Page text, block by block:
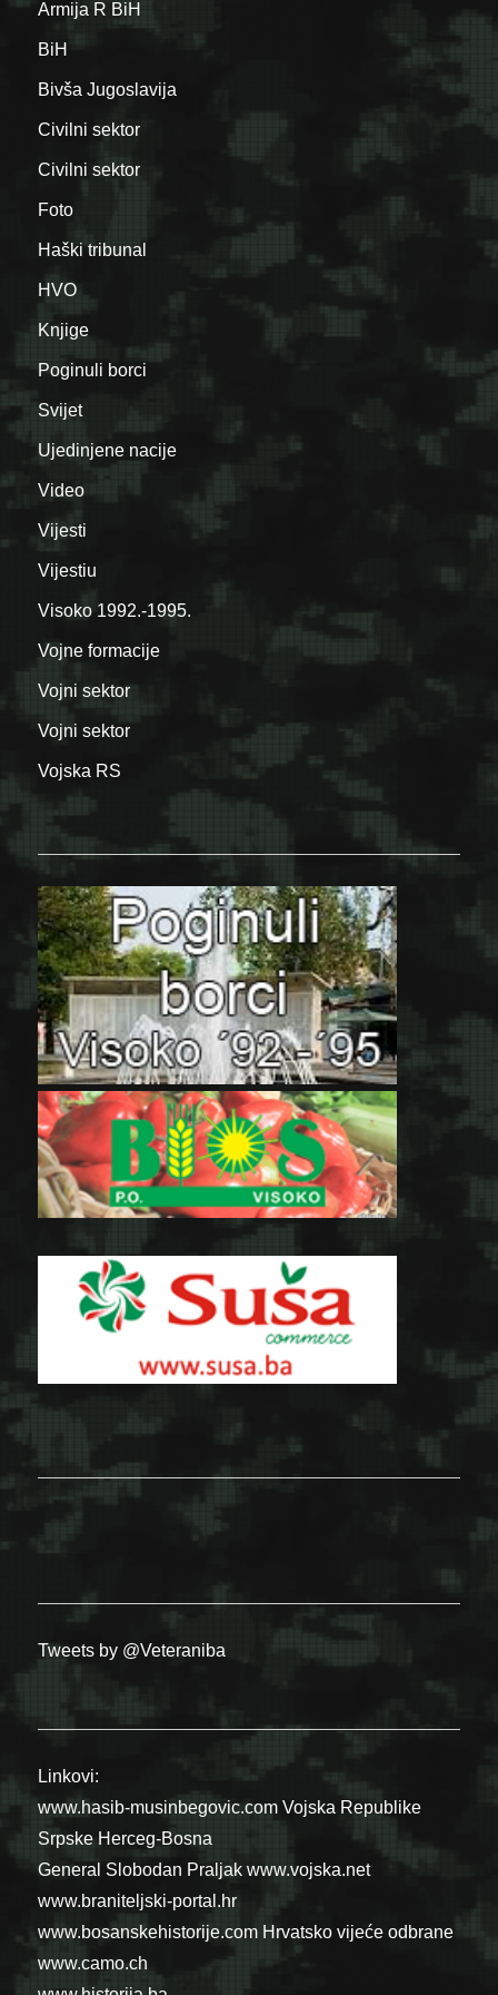
Armija R BiH
BiH
Bivša Jugoslavija
Civilni sektor
Civilni sektor
Foto
Haški tribunal
HVO
Knjige
Poginuli borci
Svijet
Ujedinjene nacije
Video
Vijesti
Vijestiu
Visoko 1992.-1995.
Vojne formacije
Vojni sektor
Vojni sektor
Vojska RS
Tweets by @Veteraniba
Linkovi:
www.hasib-musinbegovic.com Vojska Republike
Srpske Herceg-Bosna
General Slobodan Praljak www.vojska.net
www.braniteljski-portal.hr
www.bosanskehistorije.com Hrvatsko vijeće odbrane
www.camo.ch